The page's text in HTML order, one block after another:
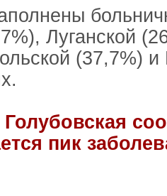
Луганской
(37,7%)
Голубовская
пик